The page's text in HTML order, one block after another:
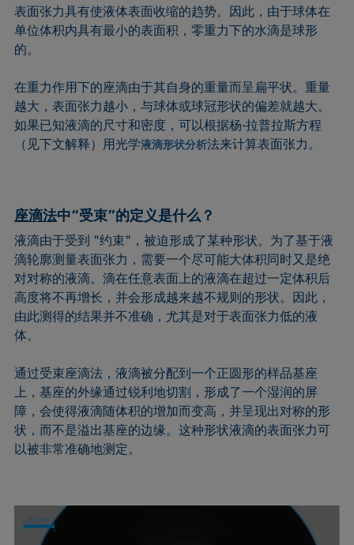
液滴形状分析
Du Noüy环法
动态表面张力
乳剂
状态方程
Owens, Wendt, Rabel and Kaelble (OWRK)法
表面年龄
表面过剩浓度
表面张力
表面活性
表面活性剂
表面张力具有使液体表面收缩的趋势。因此，由于球体在
单位体积内具有最小的表面积，零重力下的水滴是球形
的。
在重力作用下的座滴由于其自身的重量而呈扁平状。重量
越大，表面张力越小，与球体或球冠形状的偏差就越大。
如果已知液滴的尺寸和密度，可以根据杨-拉普拉斯方程
（见下文解释）用光学液滴形状分析法来计算表面张力。
座滴法中“受束”的定义是什么？
液滴由于受到 "约束"，被迫形成了某种形状。为了基于液
滴轮廓测量表面张力，需要一个尽可能大体积同时又是绝
对对称的液滴。滴在任意表面上的液滴在超过一定体积后
高度将不再增长，并会形成越来越不规则的形状。因此，
由此测得的结果并不准确，尤其是对于表面张力低的液
体。
通过受束座滴法，液滴被分配到一个正圆形的样品基座
上，基座的外缘通过锐利地切割，形成了一个湿润的屏
障，会使得液滴随体积的增加而变高，并呈现出对称的形
状，而不是溢出基座的边缘。这种形状液滴的表面张力可
以被非常准确地测定。